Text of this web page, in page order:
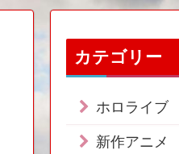
カテゴリー
ホロライブ
新作アニメ